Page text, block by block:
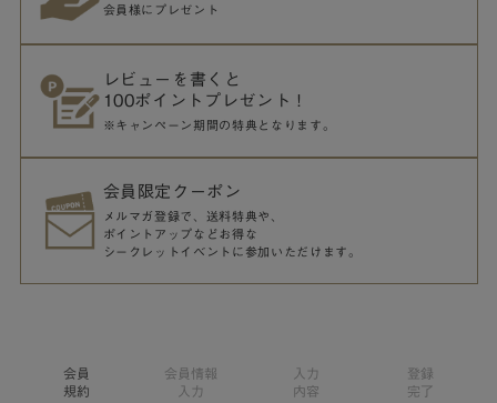
会員様にプレゼント
レビューを書くと
100ポイントプレゼント！
※キャンペーン期間の特典となります。
会員限定クーポン
メルマガ登録で、送料特典や、
ポイントアップなどお得な
シークレットイベントに参加いただけます。
会員
規約
会員情報
入力
入力
内容
登録
完了